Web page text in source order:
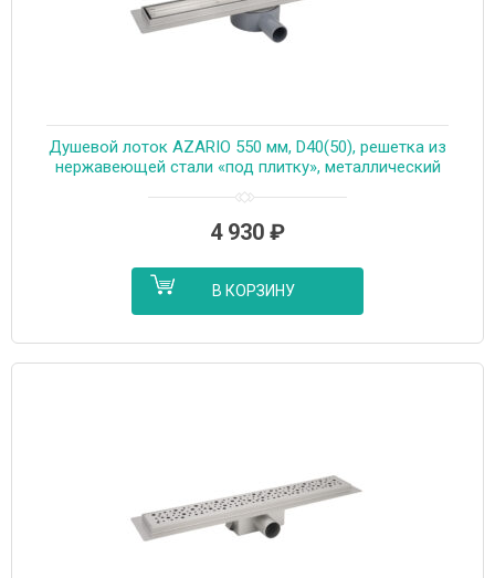
Душевой лоток AZARIO 550 мм, D40(50), решетка из
нержавеющей стали «под плитку», металлический
(AZT3TILE550)
4 930 ₽
В КОРЗИНУ